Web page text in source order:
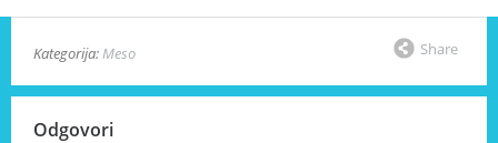
Kategorija: Meso Share
Odgovori